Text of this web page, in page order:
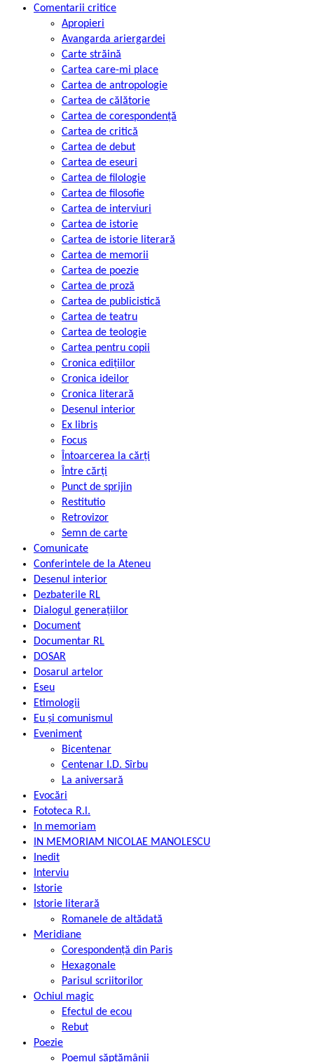
Comentarii critice
Apropieri
Avangarda ariergardei
Carte străină
Cartea care-mi place
Cartea de antropologie
Cartea de călătorie
Cartea de corespondență
Cartea de critică
Cartea de debut
Cartea de eseuri
Cartea de filologie
Cartea de filosofie
Cartea de interviuri
Cartea de istorie
Cartea de istorie literară
Cartea de memorii
Cartea de poezie
Cartea de proză
Cartea de publicistică
Cartea de teatru
Cartea de teologie
Cartea pentru copii
Cronica edițiilor
Cronica ideilor
Cronica literară
Desenul interior
Ex libris
Focus
Întoarcerea la cărți
Între cărți
Punct de sprijin
Restitutio
Retrovizor
Semn de carte
Comunicate
Conferintele de la Ateneu
Desenul interior
Dezbaterile RL
Dialogul generațiilor
Document
Documentar RL
DOSAR
Dosarul artelor
Eseu
Etimologii
Eu și comunismul
Eveniment
Bicentenar
Centenar I.D. Sîrbu
La aniversară
Evocări
Fototeca R.l.
In memoriam
IN MEMORIAM NICOLAE MANOLESCU
Inedit
Interviu
Istorie
Istorie literară
Romanele de altădată
Meridiane
Corespondență din Paris
Hexagonale
Parisul scriitorilor
Ochiul magic
Efectul de ecou
Rebut
Poezie
Poemul săptămânii